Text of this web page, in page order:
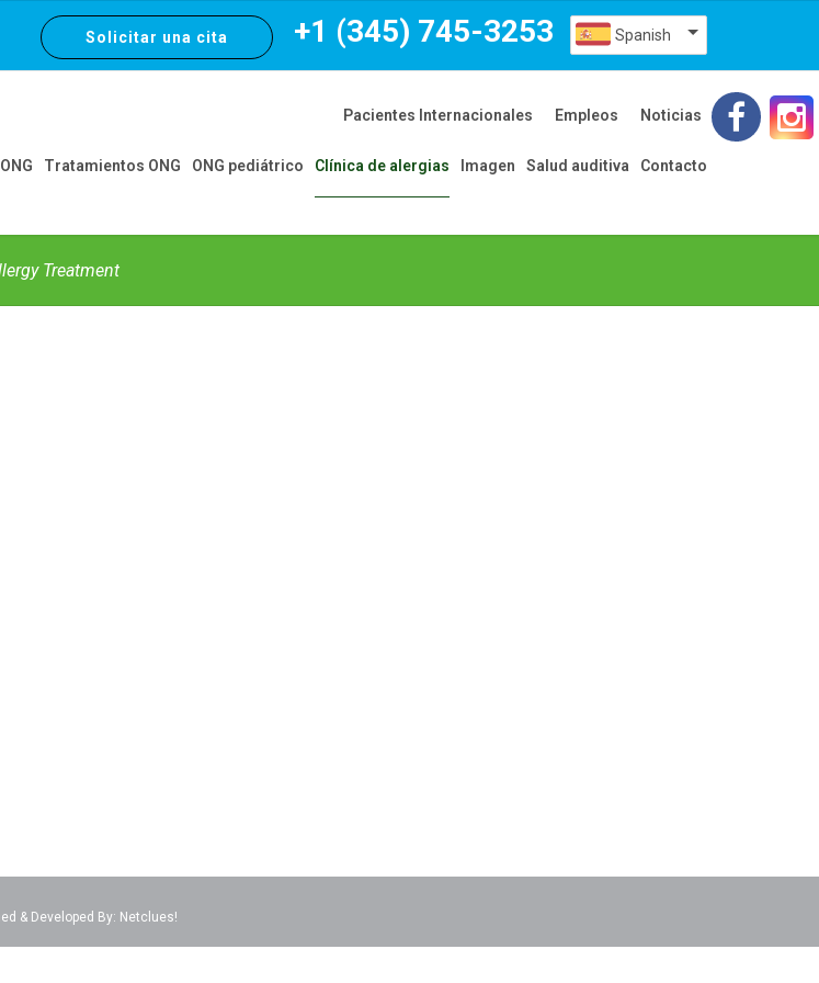
+1 (345) 745-3253 Spanish
Solicitar una cita
Pacientes Internacionales Empleos Noticias
Tratamientos ONG ONG pediátrico Clínica de alergias Imagen Salud auditiva Contacto
Treatment
& Developed By: Netclues!